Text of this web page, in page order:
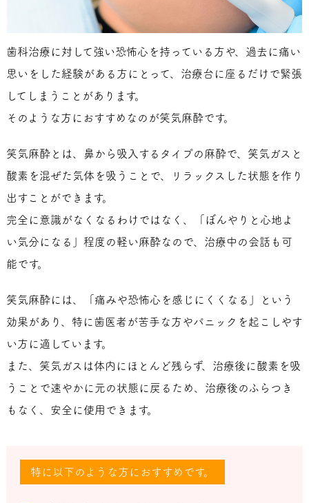
歯科治療に対して強い恐怖心を持っている方や、過去に痛い
思いをした経験がある方にとって、治療台に座るだけで緊張
してしまうことがあります。
そのような方におすすめなのが笑気麻酔です。
笑気麻酔とは、鼻から吸入するタイプの麻酔で、笑気ガスと
酸素を混ぜた気体を吸うことで、リラックスした状態を作り
出すことができます。
完全に意識がなくなるわけではなく、「ぼんやりと心地よ
い気分になる」程度の軽い麻酔なので、治療中の会話も可
能です。
笑気麻酔には、「痛みや恐怖心を感じにくくなる」という
効果があり、特に歯医者が苦手な方やパニックを起こしやす
い方に適しています。
また、笑気ガスは体内にほとんど残らず、治療後に酸素を吸
うことで速やかに元の状態に戻るため、治療後のふらつき
もなく、安全に使用できます。
特に以下のような方におすすめです。